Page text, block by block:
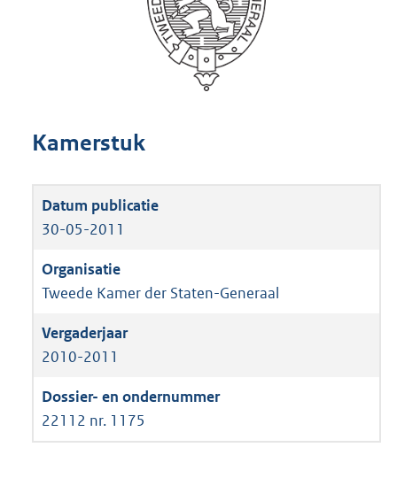
Kamerstuk
30-05-2011
Tweede Kamer der Staten-Generaal
2010-2011
22112 nr. 1175